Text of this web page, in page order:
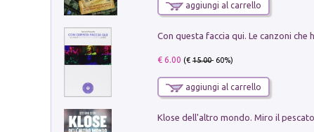
aggiungi al carrello
€ 6.00 (€15.00- 60%)
aggiungi al carrello